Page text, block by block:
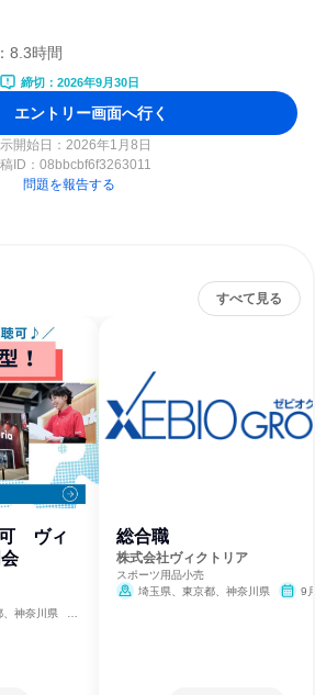
締切：2026年9月30日
エントリー画面へ行く
開始日：2026年1月8日
ID： 08bbcbf6f3263011
問題を報告する
すべて見る
可 ヴィ
、神奈川県
総合職
株式会社ヴィクトリア
スポーツ用品小売
埼玉県、東京都、神奈川県
9